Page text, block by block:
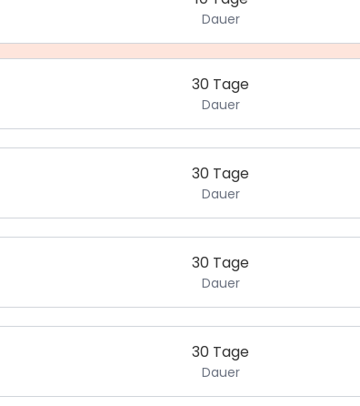
Dauer
30 Tage
Dauer
30 Tage
Dauer
30 Tage
Dauer
30 Tage
Dauer